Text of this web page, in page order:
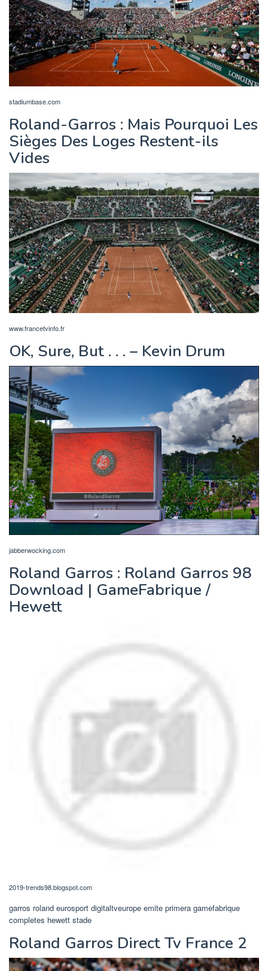
stadiumbase.com
Roland-Garros : Mais Pourquoi Les
Sièges Des Loges Restent-ils
Vides
www.francetvinfo.fr
OK, Sure, But . . . – Kevin Drum
jabberwocking.com
Roland Garros : Roland Garros 98
Download | GameFabrique /
Hewett
2019-trends98.blogspot.com
garros roland eurosport digitaltveurope emite primera gamefabrique
completes hewett stade
Roland Garros Direct Tv France 2